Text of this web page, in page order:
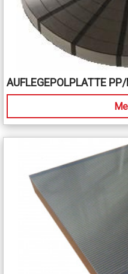
AUFLEGEPOLPLATTE